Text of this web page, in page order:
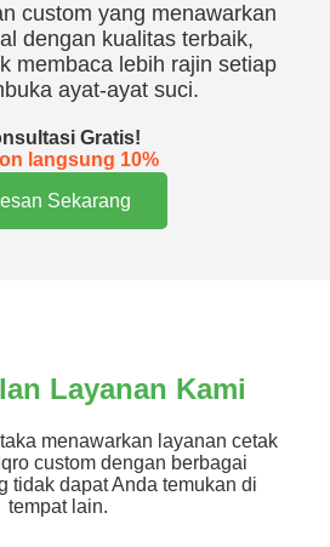
custom yang menawarkan
dengan kualitas terbaik,
membaca lebih rajin setiap
ayat-ayat suci.
Gratis!
langsung 10%
Sekarang
Layanan Kami
menawarkan layanan cetak
custom dengan berbagai
tidak dapat Anda temukan di
tempat lain.